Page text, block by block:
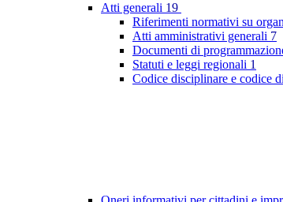
Atti generali 19
Riferimenti normativi su
Atti amministrativi generali 7
Documenti di
Statuti e leggi regionali 1
Codice disciplinare e codice